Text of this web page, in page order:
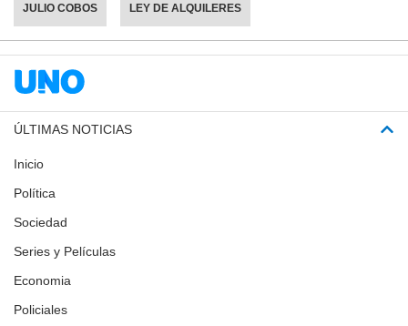
JULIO COBOS LEY DE ALQUILERES
ÚLTIMAS NOTICIAS
Inicio
Política
Sociedad
Series y Películas
Economia
Policiales